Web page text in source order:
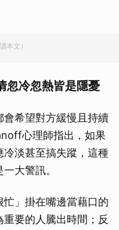
本文）
冷忽熱皆是隱憂
希望對方緩慢且持續
心理師指出，如果
淡甚至搞失蹤，這種
大警訊。
」掛在嘴邊當藉口的
要的人騰出時間；反